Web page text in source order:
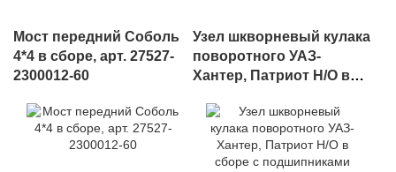
Мост передний Соболь
4*4 в сборе, арт. 27527-
2300012-60
Узел шкворневый кулака
поворотного УАЗ-
Хантер, Патриот Н/О в
комплект, арт. 3162-
2304020